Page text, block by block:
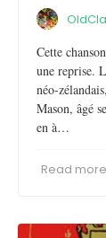
Cette
une reprise.
néo-
Mason, âgé
en à…
Read more